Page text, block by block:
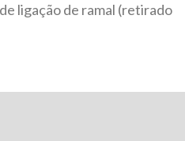
ligação de ramal (retirado